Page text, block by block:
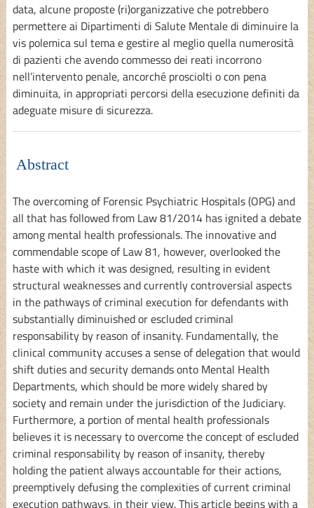
data, alcune proposte (ri)organizzative che potrebbero
permettere ai Dipartimenti di Salute Mentale di diminuire la
vis polemica sul tema e gestire al meglio quella numerosità
di pazienti che avendo commesso dei reati incorrono
nell’intervento penale, ancorché prosciolti o con pena
diminuita, in appropriati percorsi della esecuzione definiti da
adeguate misure di sicurezza.
Abstract
The overcoming of Forensic Psychiatric Hospitals (OPG) and
all that has followed from Law 81/2014 has ignited a debate
among mental health professionals. The innovative and
commendable scope of Law 81, however, overlooked the
haste with which it was designed, resulting in evident
structural weaknesses and currently controversial aspects
in the pathways of criminal execution for defendants with
substantially diminuished or escluded criminal
responsability by reason of insanity. Fundamentally, the
clinical community accuses a sense of delegation that would
shift duties and security demands onto Mental Health
Departments, which should be more widely shared by
society and remain under the jurisdiction of the Judiciary.
Furthermore, a portion of mental health professionals
believes it is necessary to overcome the concept of escluded
criminal responsability by reason of insanity, thereby
holding the patient always accountable for their actions,
preemptively defusing the complexities of current criminal
execution pathways, in their view. This article begins with a